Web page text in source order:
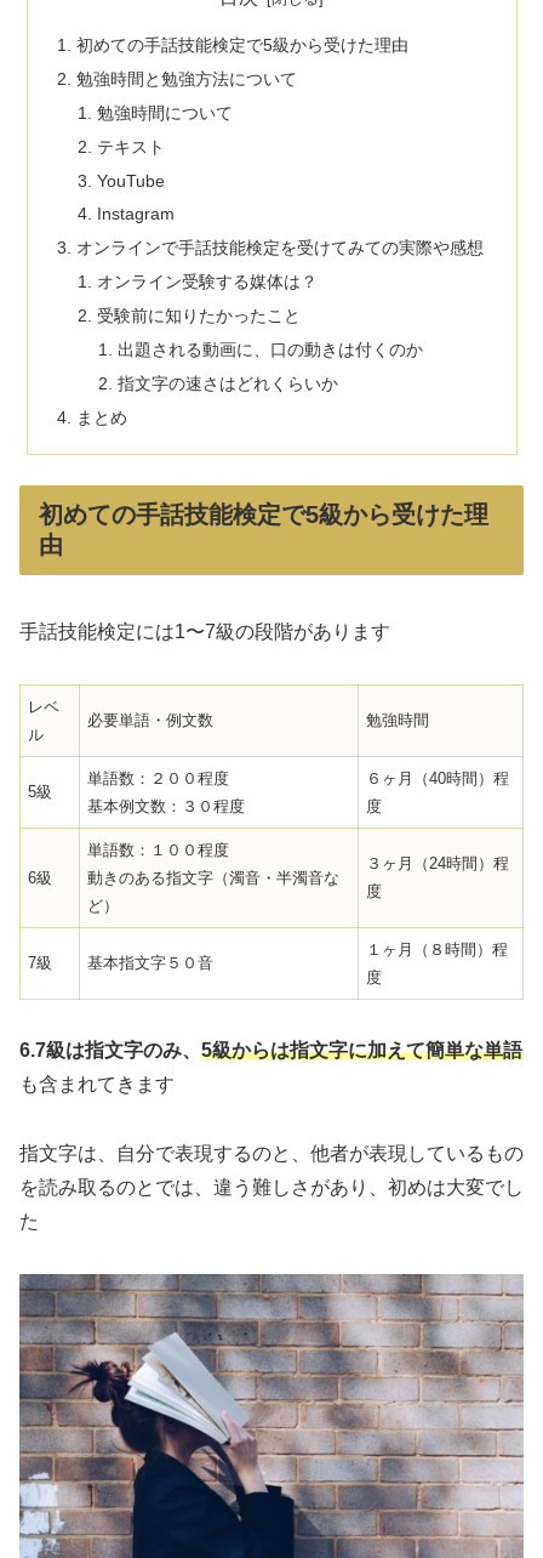
初めての手話技能検定で5級から受けた理由
勉強時間と勉強方法について
勉強時間について
テキスト
YouTube
Instagram
オンラインで手話技能検定を受けてみての実際や感想
オンライン受験する媒体は？
受験前に知りたかったこと
出題される動画に、口の動きは付くのか
指文字の速さはどれくらいか
まとめ
初めての手話技能検定で5級から受けた理
由
手話技能検定には1〜7級の段階があります
レベ
ル
必要単語・例文数 勉強時間
5級
単語数：２００程度
基本例文数：３０程度
６ヶ月（40時間）程
度
6級
単語数：１００程度
動きのある指文字（濁音・半濁音な
ど）
３ヶ月（24時間）程
度
7級 基本指文字５０音
１ヶ月（８時間）程
度
6.7級は指文字のみ、 5級からは指文字に加えて簡単な単語
も含まれてきます
指文字は、自分で表現するのと、他者が表現しているもの
を読み取るのとでは、違う難しさがあり、初めは大変でし
た